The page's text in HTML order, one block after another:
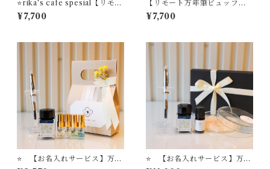
⭐️rika's cafe spesial【リモー
ト万年筆ビュッフェ】 コン
プリートプラン 万年筆１
スプレー STYLE OF LAB
¥7,700
【リモート万年筆ビュッフ
ェ】 コンプリートプラン
万年筆１本 リモート万年筆
グランススプレー STYLE O
¥7,700
⭐️ 【お名入れサービス】万年
⭐️ 【お名入れサービス】万年